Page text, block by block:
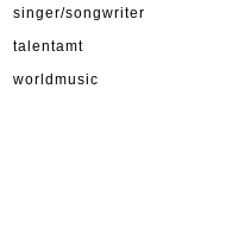
singer/songwriter
talentamt
worldmusic